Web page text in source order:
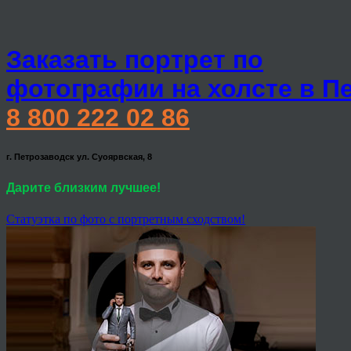
Заказать портрет по
фотографии на холсте в
8 800 222 02 86
г. Петрозаводск ул. Суоярвская, 8
Дарите близким лучшее!
Статуэтка по фото с портретным сходством!